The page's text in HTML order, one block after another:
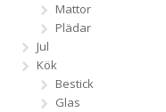
Mattor
Plädar
Jul
Kök
Bestick
Glas